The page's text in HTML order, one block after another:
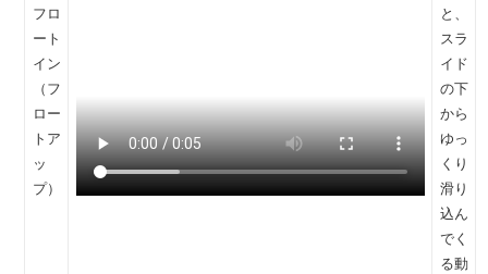
フロ
ート
イン
（フ
ロー
トア
ッ
プ）
と、
スラ
イド
の下
から
ゆっ
くり
滑り
込ん
でく
る動